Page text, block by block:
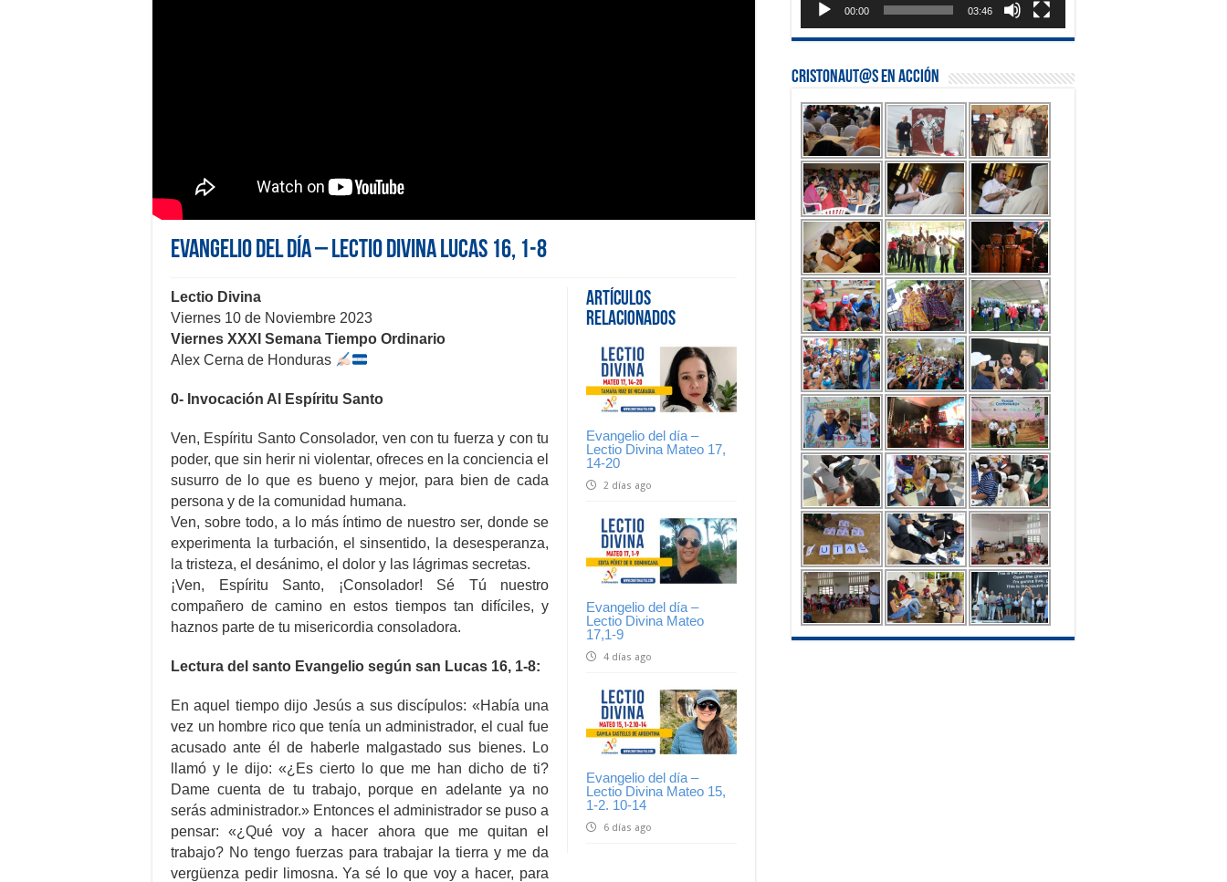
Evangelio del día – Lectio Divina Lucas 16, 1-8
Artículos
Relacionados
Evangelio del día –
Lectio Divina Mateo 17,
14-20
2 días ago
Evangelio del día –
Lectio Divina Mateo
17,1-9
4 días ago
Evangelio del día –
Lectio Divina Mateo 15,
1-2. 10-14
6 días ago
Lectio Divina
Viernes 10 de Noviembre 2023
Viernes XXXI Semana Tiempo Ordinario
Alex Cerna de Honduras
0- Invocación Al Espíritu Santo
Ven, Espíritu Santo Consolador, ven con tu fuerza y con tu
poder, que sin herir ni violentar, ofreces en la conciencia el
susurro de lo que es bueno y mejor, para bien de cada
persona y de la comunidad humana.
Ven, sobre todo, a lo más íntimo de nuestro ser, donde se
experimenta la turbación, el sinsentido, la desesperanza,
la tristeza, el desánimo, el dolor y las lágrimas secretas.
¡Ven, Espíritu Santo, ¡Consolador! Sé Tú nuestro
compañero de camino en estos tiempos tan difíciles, y
haznos parte de tu misericordia consoladora.
Lectura del santo Evangelio según san Lucas 16, 1-8:
En aquel tiempo dijo Jesús a sus discípulos: «Había una
vez un hombre rico que tenía un administrador, el cual fue
acusado ante él de haberle malgastado sus bienes. Lo
llamó y le dijo: «¿Es cierto lo que me han dicho de ti?
Dame cuenta de tu trabajo, porque en adelante ya no
serás administrador.» Entonces el administrador se puso a
pensar: «¿Qué voy a hacer ahora que me quitan el
trabajo? No tengo fuerzas para trabajar la tierra y me da
vergüenza pedir limosna. Ya sé lo que voy a hacer, para
00:00 03:46
Cristonaut@s en Acción